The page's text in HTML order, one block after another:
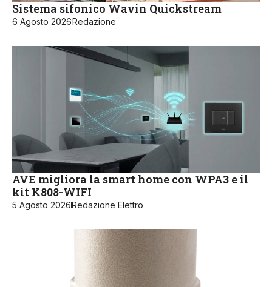
Sistema sifonico Wavin Quickstream
6 Agosto 2026Redazione
AVE migliora la smart home con WPA3 e il
kit K808-WIFI
5 Agosto 2026Redazione Elettro